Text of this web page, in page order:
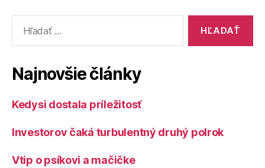
chvíľu“
Najnovšie články
Kedysi dostala príležitosť
Investorov čaká turbulentný druhý polrok
Vtip o psíkovi a mačičke